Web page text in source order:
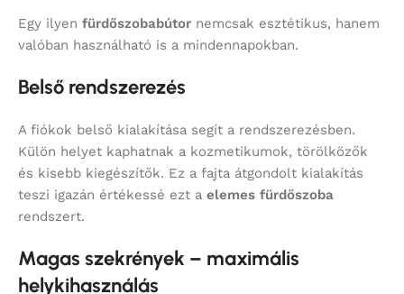
Egy ilyen fürdőszobabútor nemcsak esztétikus, hanem
valóban használható is a mindennapokban.
Belső rendszerezés
A fiókok belső kialakítása segít a rendszerezésben.
Külön helyet kaphatnak a kozmetikumok, törölközők
és kisebb kiegészítők. Ez a fajta átgondolt kialakítás
teszi igazán értékessé ezt a elemes fürdőszoba
rendszert.
Magas szekrények – maximális
helykihasználás